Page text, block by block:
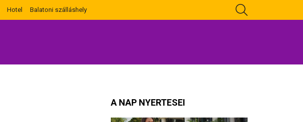
Hotel Balatoni szálláshely
A NAP NYERTESEI